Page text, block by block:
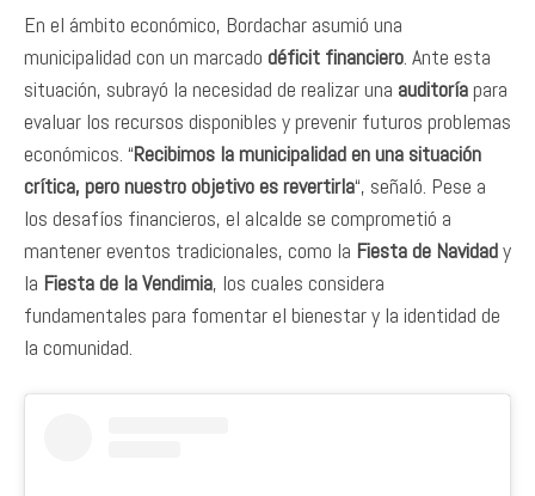
En el ámbito económico, Bordachar asumió una
municipalidad con un marcado déficit financiero. Ante esta
situación, subrayó la necesidad de realizar una auditoríapara
evaluar los recursos disponibles y prevenir futuros problemas
económicos. “Recibimos la municipalidad en una situación
crítica, pero nuestro objetivo es revertirla“, señaló. Pese a
los desafíos financieros, el alcalde se comprometió a
mantener eventos tradicionales, como la Fiesta de Navidady
la Fiesta de la Vendimia, los cuales considera
fundamentales para fomentar el bienestar y la identidad de
la comunidad.